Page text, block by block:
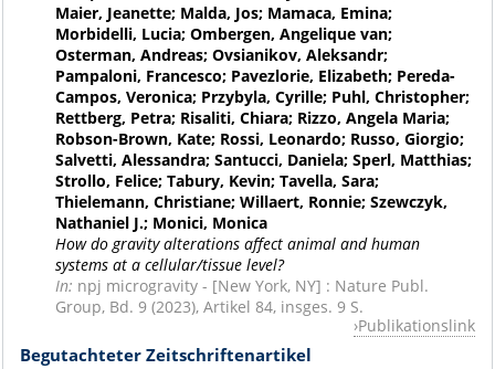
Maier, Jeanette; Malda, Jos; Mamaca, Emina;
Morbidelli, Lucia; Ombergen, Angelique van;
Osterman, Andreas; Ovsianikov, Aleksandr;
Pampaloni, Francesco; Pavezlorie, Elizabeth; Pereda-
Campos, Veronica; Przybyla, Cyrille; Puhl, Christopher;
Rettberg, Petra; Risaliti, Chiara; Rizzo, Angela Maria;
Robson-Brown, Kate; Rossi, Leonardo; Russo, Giorgio;
Salvetti, Alessandra; Santucci, Daniela; Sperl, Matthias;
Strollo, Felice; Tabury, Kevin; Tavella, Sara;
Thielemann, Christiane; Willaert, Ronnie; Szewczyk,
Nathaniel J.; Monici, Monica
How do gravity alterations affect animal and human
systems at a cellular/tissue level?
In: npj microgravity - [New York, NY] : Nature Publ.
Group, Bd. 9 (2023), Artikel 84, insges. 9 S.
Publikationslink
Begutachteter Zeitschriftenartikel